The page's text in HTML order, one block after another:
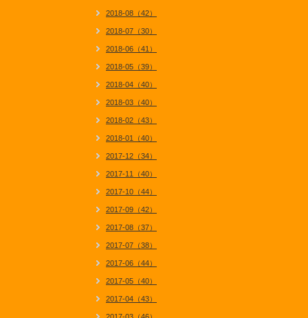
2018-08（42）
2018-07（30）
2018-06（41）
2018-05（39）
2018-04（40）
2018-03（40）
2018-02（43）
2018-01（40）
2017-12（34）
2017-11（40）
2017-10（44）
2017-09（42）
2017-08（37）
2017-07（38）
2017-06（44）
2017-05（40）
2017-04（43）